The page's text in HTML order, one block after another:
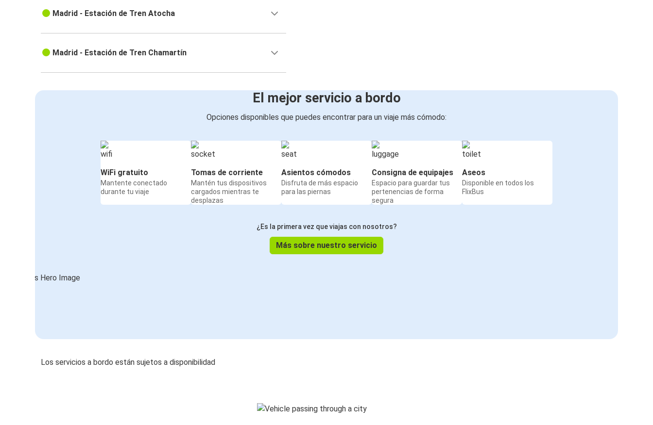
Madrid - Estación de Tren Atocha
Madrid - Estación de Tren Chamartín
El mejor servicio a bordo
Opciones disponibles que puedes encontrar para un viaje más cómodo:
WiFi gratuito
Mantente conectado
durante tu viaje
Tomas de corriente
Mantén tus dispositivos
cargados mientras te
desplazas
Asientos cómodos
Disfruta de más espacio
para las piernas
Consigna de equipajes
Espacio para guardar tus
pertenencias de forma
segura
Aseos
Disponible en todos los
FlixBus
¿Es la primera vez que viajas con nosotros?
Más sobre nuestro servicio
Los servicios a bordo están sujetos a disponibilidad